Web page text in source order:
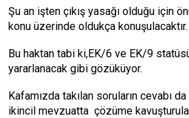
Şu an işten çıkış yasağı olduğu için
konu üzerinde oldukça konuşulacaktır.
Bu haktan tabi ki,EK/6 ve EK/9
yararlanacak gibi gözüküyor.
Kafamızda takılan soruların cevabı
ikincil mevzuatta çözüme